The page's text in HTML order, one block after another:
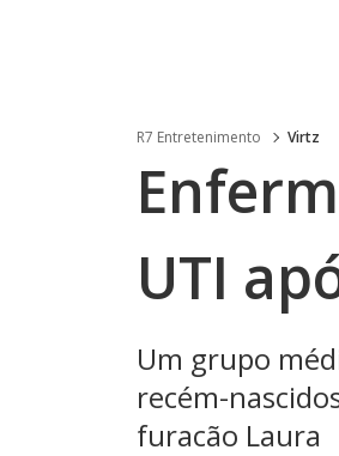
R7 Entretenimento Virtz
UTI
Um grupo
recém-
furacão Laura